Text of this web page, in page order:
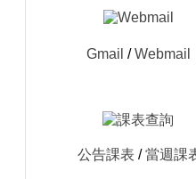
Gmail /Webmail
公告課表 /當週課